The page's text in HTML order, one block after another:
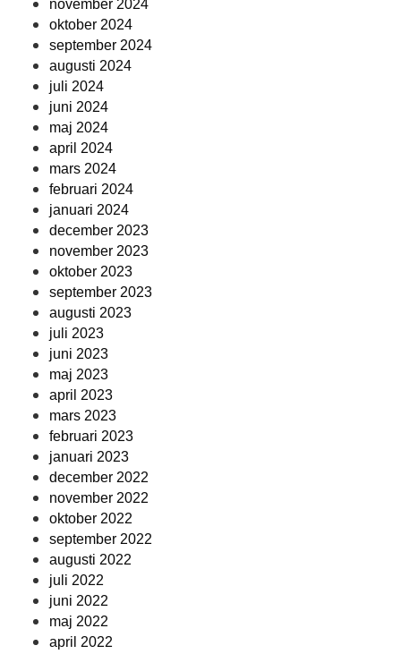
november 2024
oktober 2024
september 2024
augusti 2024
juli 2024
juni 2024
maj 2024
april 2024
mars 2024
februari 2024
januari 2024
december 2023
november 2023
oktober 2023
september 2023
augusti 2023
juli 2023
juni 2023
maj 2023
april 2023
mars 2023
februari 2023
januari 2023
december 2022
november 2022
oktober 2022
september 2022
augusti 2022
juli 2022
juni 2022
maj 2022
april 2022